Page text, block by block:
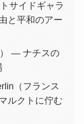
サイドギャラ
と平和のアー
— ナチスの
（フランス
ルクトに佇む